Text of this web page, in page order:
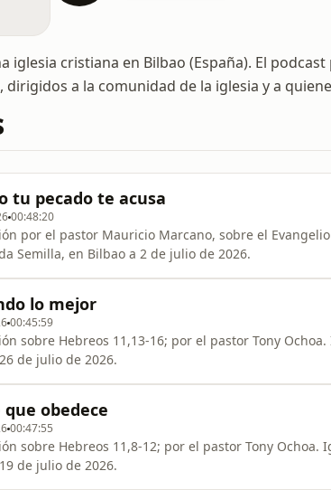
iglesia cristiana en Bilbao (España). El
dirigidos a la comunidad de la iglesia y a
tu pecado te acusa
00:48:20
por el pastor Mauricio Marcano, sobre el
Semilla, en Bilbao a 2 de julio de 2026.
lo mejor
00:45:59
sobre Hebreos 11,13-16; por el pastor Tony
de julio de 2026.
obedece
00:47:55
sobre Hebreos 11,8-12; por el pastor Tony Ochoa.
de julio de 2026.